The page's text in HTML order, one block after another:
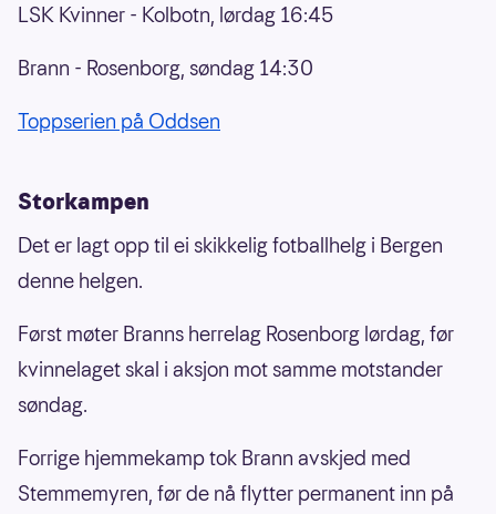
LSK Kvinner - Kolbotn, lørdag 16:45
Brann - Rosenborg, søndag 14:30
Toppserien på Oddsen
Storkampen
Det er lagt opp til ei skikkelig fotballhelg i Bergen
denne helgen.
Først møter Branns herrelag Rosenborg lørdag, før
kvinnelaget skal i aksjon mot samme motstander
søndag.
Forrige hjemmekamp tok Brann avskjed med
Stemmemyren, før de nå flytter permanent inn på